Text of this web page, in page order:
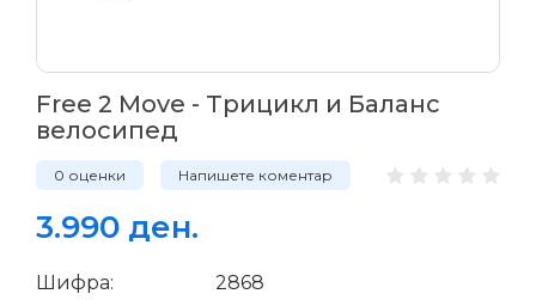
Free 2 Move - Трицикл и Баланс
велосипед
0 оценки Напишете коментар
3.990 ден.
Шифра:
2868